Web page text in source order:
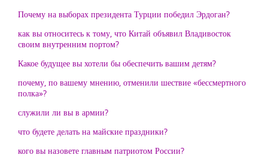
Почему на выборах президента Турции победил Эрдоган?
как вы относитесь к тому, что Китай объявил Владивосток
своим внутренним портом?
Какое будущее вы хотели бы обеспечить вашим детям?
почему, по вашему мнению, отменили шествие «бессмертного
полка»?
служили ли вы в армии?
что будете делать на майские праздники?
кого вы назовете главным патриотом России?